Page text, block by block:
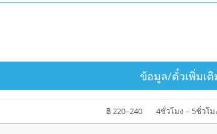
ข้อมูล/ตั๋วเพิ่มเ
฿ 220–240 4ชั่วโมง – 5ชั่วโม